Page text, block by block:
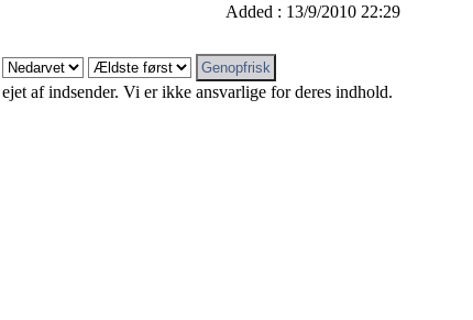
Added : 13/9/2010 22:29
af indsender. Vi er ikke ansvarlige for deres indhold.